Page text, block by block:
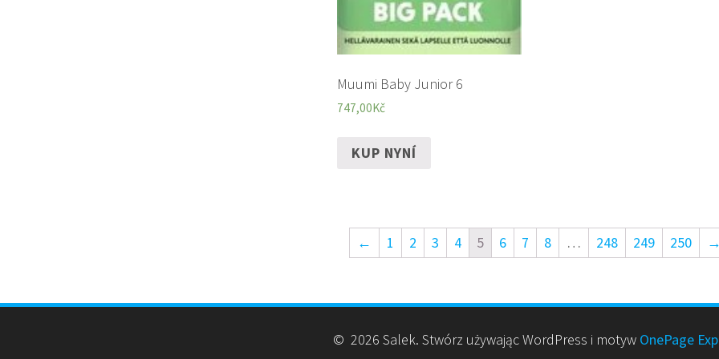
Muumi Baby Junior 6
747,00Kč
KUP NYNÍ
← 1 2 3 4 5 6 7 8 … 248 249 250 →
© 2026 Salek. Stwórz używając WordPress i motyw OnePage